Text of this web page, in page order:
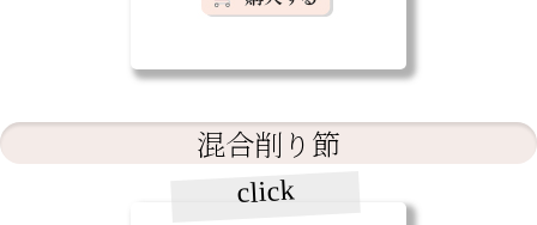
混合削り節
click